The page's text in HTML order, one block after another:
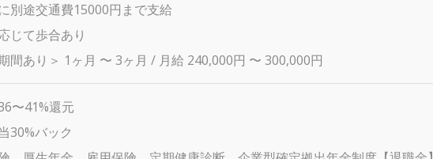
別途交通費15000円まで支給
じて歩合あり
間あり＞ 1ヶ月 〜 3ヶ月 / 月給 240,000円 〜 300,000円
〜41%還元
30%バック